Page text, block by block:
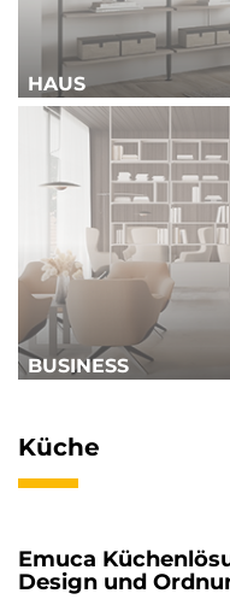
HAUS
BUSINESS
Küche
Emuca
Design und